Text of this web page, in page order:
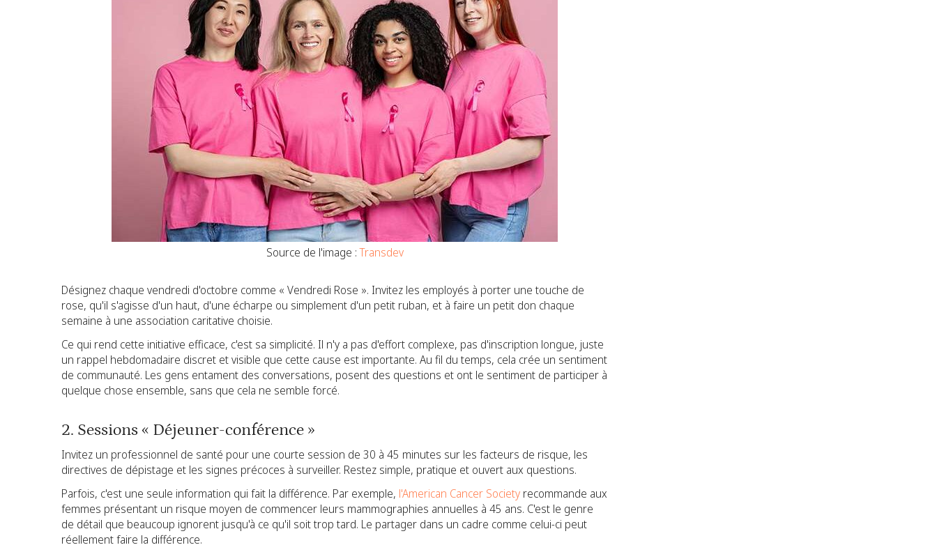
Source de l'image :Transdev
Désignez chaque vendredi d'octobre comme « Vendredi Rose ». Invitez les employés à porter une touche de
rose, qu'il s'agisse d'un haut, d'une écharpe ou simplement d'un petit ruban, et à faire un petit don chaque
semaine à une association caritative choisie.
Ce qui rend cette initiative efficace, c'est sa simplicité. Il n'y a pas d'effort complexe, pas d'inscription longue, juste
un rappel hebdomadaire discret et visible que cette cause est importante. Au fil du temps, cela crée un sentiment
de communauté. Les gens entament des conversations, posent des questions et ont le sentiment de participer à
quelque chose ensemble, sans que cela ne semble forcé.
2. Sessions « Déjeuner-conférence »
Invitez un professionnel de santé pour une courte session de 30 à 45 minutes sur les facteurs de risque, les
directives de dépistage et les signes précoces à surveiller. Restez simple, pratique et ouvert aux questions.
Parfois, c'est une seule information qui fait la différence. Par exemple, l'American Cancer Society recommande aux
femmes présentant un risque moyen de commencer leurs mammographies annuelles à 45 ans. C'est le genre
de détail que beaucoup ignorent jusqu'à ce qu'il soit trop tard. Le partager dans un cadre comme celui-ci peut
réellement faire la différence.